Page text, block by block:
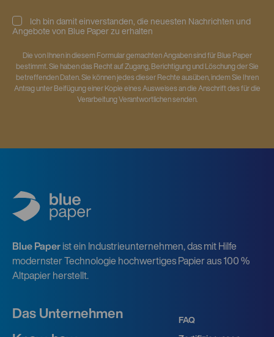
Ich bin damit einverstanden, die neuesten Nachrichten und
Angebote von Blue Paper zu erhalten
Die von Ihnen in diesem Formular gemachten Angaben sind für Blue Paper
bestimmt. Sie haben das Recht auf Zugang, Berichtigung und Löschung der Sie
betreffenden Daten. Sie können jedes dieser Rechte ausüben, indem Sie Ihren
Antrag unter Beifügung einer Kopie eines Ausweises an die Anschrift des für die
Verarbeitung Verantwortlichen senden.
Blue Paper ist ein Industrieunternehmen, das mit Hilfe
modernster Technologie hochwertiges Papier aus 100 %
Altpapier herstellt.
Das Unternehmen
FAQ